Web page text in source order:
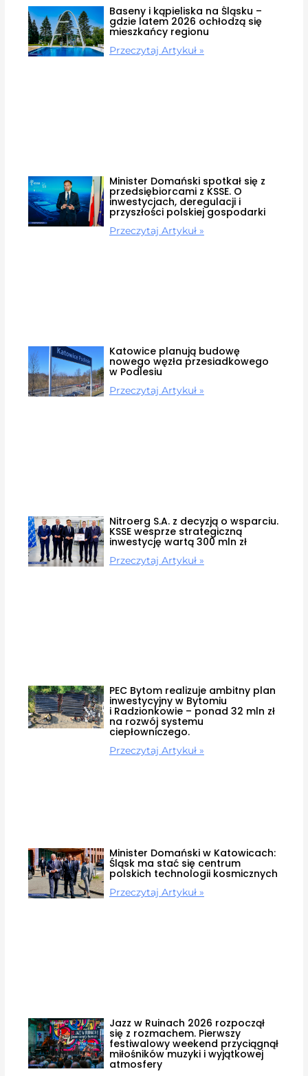
Baseny i kąpieliska na Śląsku –
gdzie latem 2026 ochłodzą się
mieszkańcy regionu
Przeczytaj Artykuł »
Minister Domański spotkał się z
przedsiębiorcami z KSSE. O
inwestycjach, deregulacji i
przyszłości polskiej gospodarki
Przeczytaj Artykuł »
Katowice planują budowę
nowego węzła przesiadkowego
w Podlesiu
Przeczytaj Artykuł »
Nitroerg S.A. z decyzją o wsparciu.
KSSE wesprze strategiczną
inwestycję wartą 300 mln zł
Przeczytaj Artykuł »
PEC Bytom realizuje ambitny plan
inwestycyjny w Bytomiu
i Radzionkowie – ponad 32 mln zł
na rozwój systemu
ciepłowniczego.
Przeczytaj Artykuł »
Minister Domański w Katowicach:
Śląsk ma stać się centrum
polskich technologii kosmicznych
Przeczytaj Artykuł »
Jazz w Ruinach 2026 rozpoczął
się z rozmachem. Pierwszy
festiwalowy weekend przyciągnął
miłośników muzyki i wyjątkowej
atmosfery